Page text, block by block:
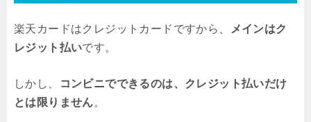
楽天カードはクレジットカードですから、
メインはク
レジット払いです。
しかし、
コンビニでできるのは、クレジット払いだけ
とは限りません。